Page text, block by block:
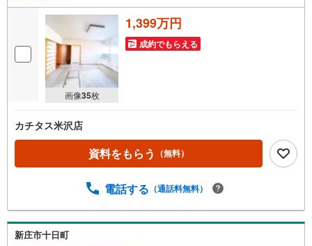
画像35枚
1,399万円
成約でもらえる
カチタス米沢店
資料をもらう （無料）
電話する （通話料無料）
新庄市十日町